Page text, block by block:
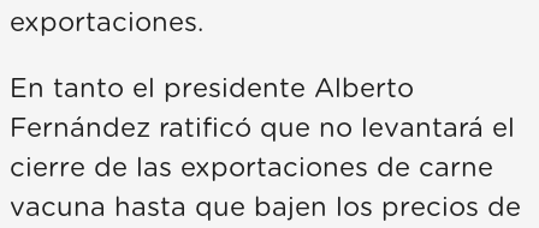
exportaciones.
En tanto el presidente Alberto
Fernández ratificó que no levantará el
cierre de las exportaciones de carne
vacuna hasta que bajen los precios de